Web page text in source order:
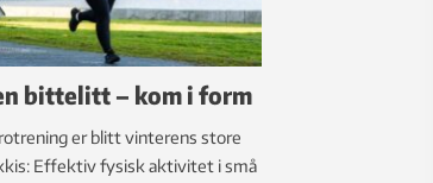
bittelitt – kom i form
er blitt vinterens store
Effektiv fysisk aktivitet i små